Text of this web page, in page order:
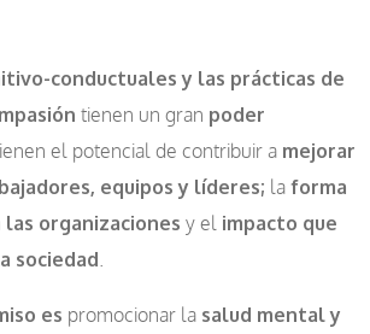
conductuales y las prácticas de
tienen un gran poder
el potencial de contribuir a mejorar
equipos y líderes; la forma
organizaciones y el impacto que
sociedad.
es promocionar la salud mental y